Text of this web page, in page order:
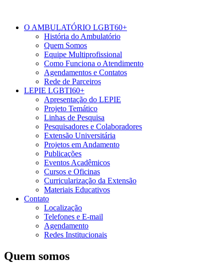
O AMBULATÓRIO LGBT60+
História do Ambulatório
Quem Somos
Equipe Multiprofissional
Como Funciona o Atendimento
Agendamentos e Contatos
Rede de Parceiros
LEPIE LGBTI60+
Apresentação do LEPIE
Projeto Temático
Linhas de Pesquisa
Pesquisadores e Colaboradores
Extensão Universitária
Projetos em Andamento
Publicações
Eventos Acadêmicos
Cursos e Oficinas
Curricularização da Extensão
Materiais Educativos
Contato
Localização
Telefones e E-mail
Agendamento
Redes Institucionais
Quem somos